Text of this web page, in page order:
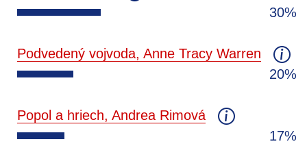
30%
Podvedený vojvoda, Anne Tracy Warren
20%
Popol a hriech, Andrea Rimová
17%